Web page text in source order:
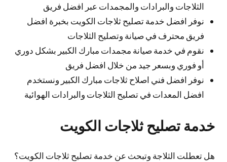
الثلاجات والبرادات والمجمدات عبر افضل فريق
نوفر افضل خدمة تصليح ثلاجات الكويت بخبرة افضل
فريق محترف في صيانة وتصليح الثلاجات
نقوم في خدمة صيانة مجمدات مبارك الكبير بشكل دوري
أو فوري وبسعر جيد من خلال افضل فريق
نوفر افضل فني اصلاح ثلاجات مبارك الكبير ونستخدم
افضل المعدات في تصليح الثلاجات والبرادات الهوائية
خدمة تصليح ثلاجات الكويت
هل تعطلت الثلاجة وتبحث عن خدمة تصليح ثلاجات الكويت؟